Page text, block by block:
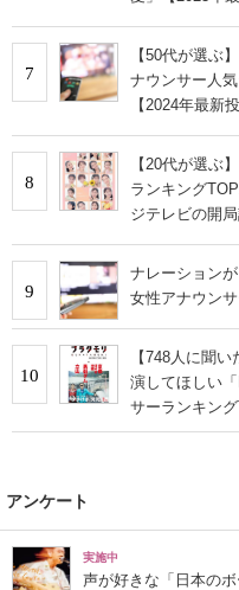
7
【50代が選ぶ
ナウンサー人
【2024年最新
8
【20代が選ぶ
ランキング
ジテレビの開局
9
ナレーション
女性アナウン
10
【748人に聞
演してほしい
サーランキン
月22日は放送
アンケート
実施中
声が好きな「日本の